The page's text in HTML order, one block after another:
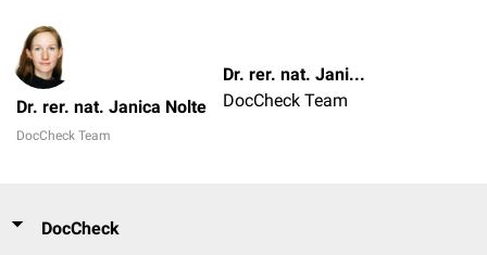
Dr. rer. nat. Janica Nolte
DocCheck Team
Dr. rer. nat. Janica Nolte
DocCheck Team
DocCheck